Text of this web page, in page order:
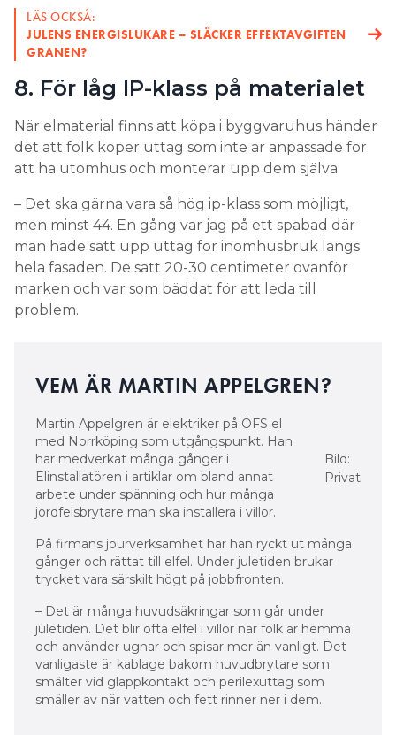
LÄS OCKSÅ:
JULENS ENERGISLUKARE – SLÄCKER EFFEKTAVGIFTEN
GRANEN?
8. För låg IP-klass på materialet
När elmaterial finns att köpa i byggvaruhus händer
det att folk köper uttag som inte är anpassade för
att ha utomhus och monterar upp dem själva.
– Det ska gärna vara så hög ip-klass som möjligt,
men minst 44. En gång var jag på ett spabad där
man hade satt upp uttag för inomhusbruk längs
hela fasaden. De satt 20-30 centimeter ovanför
marken och var som bäddat för att leda till
problem.
VEM ÄR MARTIN APPELGREN?
Bild:
Privat
Martin Appelgren är elektriker på ÖFS el
med Norrköping som utgångspunkt. Han
har medverkat många gånger i
Elinstallatören i artiklar om bland annat
arbete under spänning och hur många
jordfelsbrytare man ska installera i villor.
På firmans jourverksamhet har han ryckt ut många
gånger och rättat till elfel. Under juletiden brukar
trycket vara särskilt högt på jobbfronten.
– Det är många huvudsäkringar som går under
juletiden. Det blir ofta elfel i villor när folk är hemma
och använder ugnar och spisar mer än vanligt. Det
vanligaste är kablage bakom huvudbrytare som
smälter vid glappkontakt och perilexuttag som
smäller av när vatten och fett rinner ner i dem.